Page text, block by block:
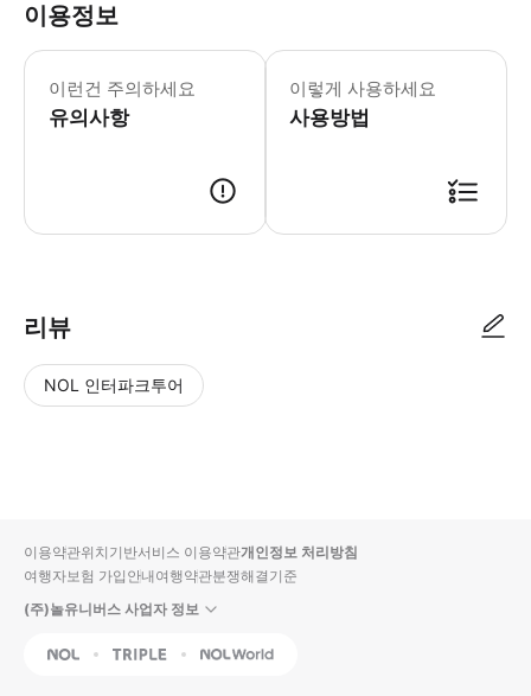
이용정보
이런건 주의하세요
유의사항
이렇게 사용하세요
사용방법
리뷰
NOL 인터파크투어
입니
다.
순
상
이용약관위치기반서비스 이용약관개인정보 처리방침
여행자보험 가입안내여행약관분쟁해결기준
(주)놀유니버스 사업자 정보
NOL Triple Interpark Global